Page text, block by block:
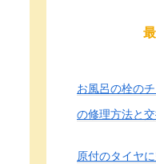
お風呂の栓の
の修理方法と
原付のタイヤ